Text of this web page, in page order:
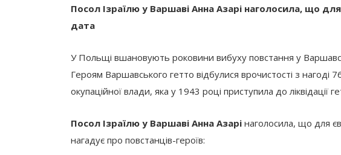
Посол Ізраїлю у Варшаві Анна Азарі наголосила, що
дата
У Польщі вшановують роковини вибуху повстання у
Героям Варшавського гетто відбулися врочистості з нагоді
окупаційної влади, яка у 1943 році приступила до ліквідації
Посол Ізраїлю у Варшаві Анна Азарі наголосила, що для
нагадує про повстанців-героїв: